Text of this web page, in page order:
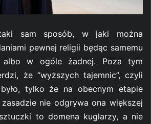
sam sposób, w jaki można
pewnej religii będąc samemu
albo w ogóle żadnej. Poza tym
że “wyższych tajemnic”, czyli
tylko że na obecnym etapie
nie odgrywa ona większej
to domena kuglarzy, a nie